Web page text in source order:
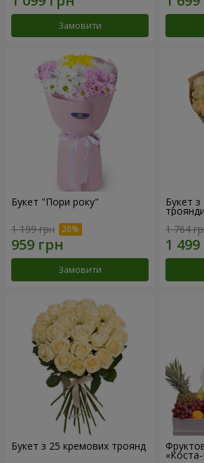
Замовити
Букет "Пори року"
1 199 грн
Замовити
Букет
троянди
1 764
Букет з 25 кремових троянд
«Коста-